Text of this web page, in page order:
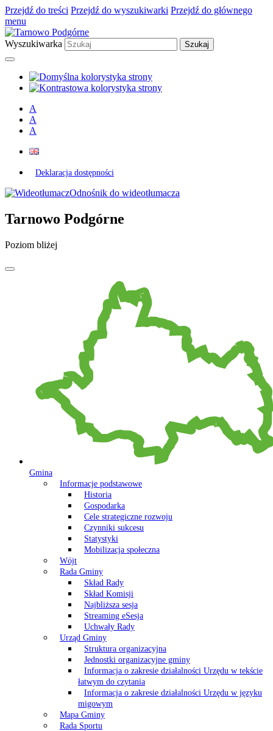
Przejdź do treści Przejdź do wyszukiwarki Przejdź do głównego
menu
Wyszukiwarka
A
A
A
Deklaracja dostępności
Odnośnik do wideotłumacza
Tarnowo Podgórne
Poziom bliżej
Gmina
Informacje podstawowe
Historia
Gospodarka
Cele strategiczne rozwoju
Czynniki sukcesu
Statystyki
Mobilizacja społeczna
Wójt
Rada Gminy
Skład Rady
Skład Komisji
Najbliższa sesja
Streaming eSesja
Uchwały Rady
Urząd Gminy
Struktura organizacyjna
Jednostki organizacyjne gminy
Informacja o zakresie działalności Urzędu w tekście
łatwym do czytania
Informacja o zakresie działalności Urzędu w języku
migowym
Mapa Gminy
Rada Sportu